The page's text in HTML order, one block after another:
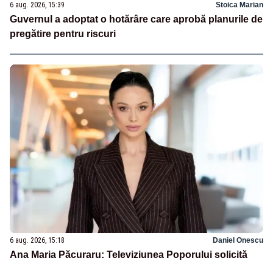
6 aug. 2026, 15:39 Stoica Marian
Guvernul a adoptat o hotărâre care aprobă planurile de
pregătire pentru riscuri
6 aug. 2026, 15:18 Daniel Onescu
Ana Maria Păcuraru: Televiziunea Poporului solicită